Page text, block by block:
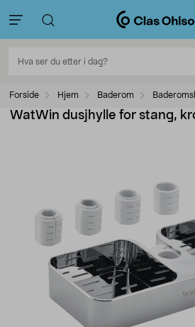
Forside Hjem Baderom
WatWin dusjhylle for stang,